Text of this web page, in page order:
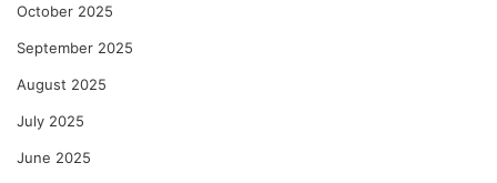
October 2025
September 2025
August 2025
July 2025
June 2025